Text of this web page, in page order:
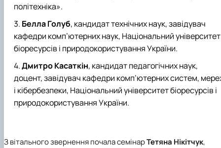
політехніка».
Белла Голуб, кандидат технічних наук, завідувач
кафедри комп’ютерних наук, Національний університет
біоресурсів і природокористування України.
Дмитро Касаткін, кандидат педагогічних наук,
доцент, завідувач кафедри комп’ютерних систем,
і кібербезпеки, Національний університет біоресурсів і
природокористування України.
З вітального звернення почала семінарТетяна Нікітчук,